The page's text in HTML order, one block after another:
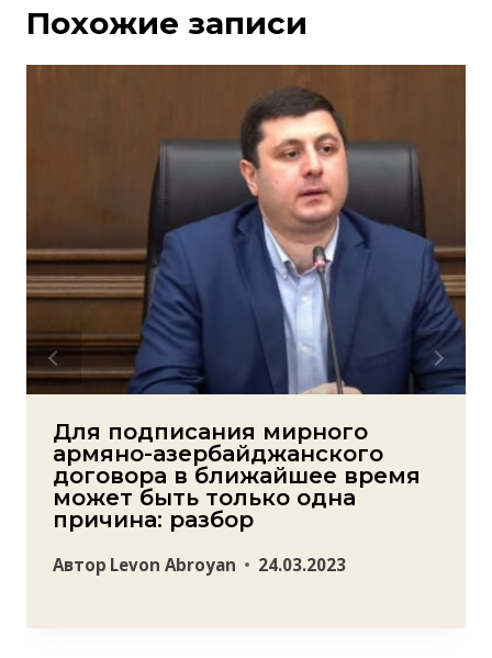
Похожие записи
Для подписания мирного
армяно-азербайджанского
договора в ближайшее время
может быть только одна
причина: разбор
Автор Levon Abroyan 24.03.2023